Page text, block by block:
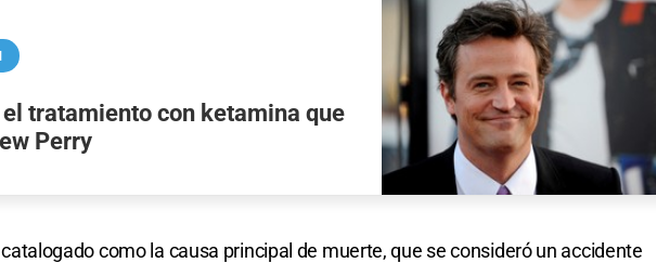
tratamiento con ketamina que
Perry
como la causa principal de muerte, que se consideró un accidente